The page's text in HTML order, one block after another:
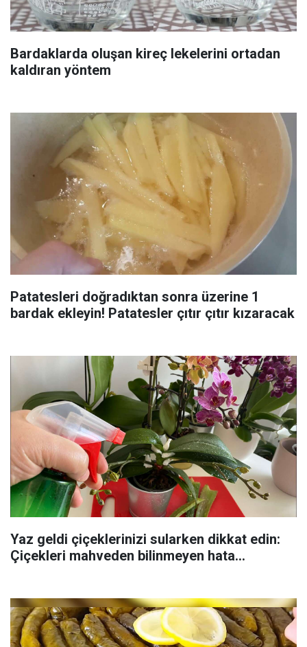
Bardaklarda oluşan kireç lekelerini ortadan
kaldıran yöntem
Patatesleri doğradıktan sonra üzerine 1
bardak ekleyin! Patatesler çıtır çıtır kızaracak
Yaz geldi çiçeklerinizi sularken dikkat edin:
Çiçekleri mahveden bilinmeyen hata...